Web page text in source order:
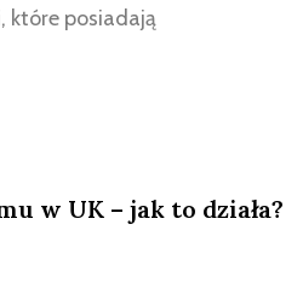
które posiadają
w UK – jak to działa?